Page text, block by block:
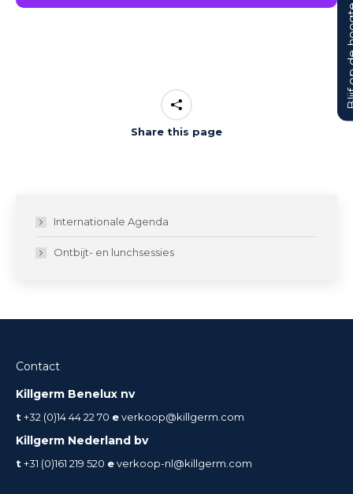
Share this page
Internationale Agenda
Ontbijt- en lunchsessies
Contact
Killgerm Benelux nv
t+32 (0)14 44 22 70 everkoop@killgerm.com
Killgerm Nederland bv
t+31 (0)161 219 520 everkoop-nl@killgerm.com
Blijf